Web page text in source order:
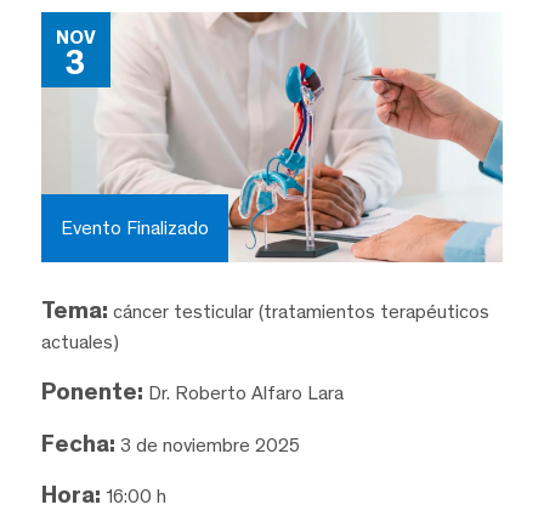
NOV
3
Evento Finalizado
Tema: cáncer testicular (tratamientos terapéuticos
actuales)
Ponente: Dr. Roberto Alfaro Lara
Fecha: 3 de noviembre 2025
Hora: 16:00 h